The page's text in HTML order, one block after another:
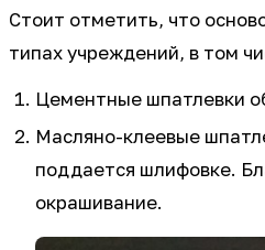
Стоит отметить, что
типах учреждений, в том
Цементные шпатлевки
Масляно-клеевые
поддается шлифовке.
окрашивание.